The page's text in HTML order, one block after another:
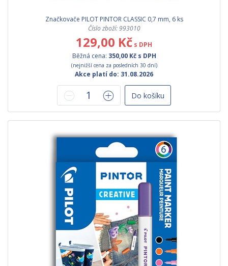
Značkovače PILOT PINTOR CLASSIC 0,7 mm, 6 ks
Číslo zboží: 993010
129,00 Kč s DPH
Běžná cena: 350,00 Kč s DPH
(nejnižší cena za posledních 30 dní)
Akce platí do: 31.08.2026
Do košíku